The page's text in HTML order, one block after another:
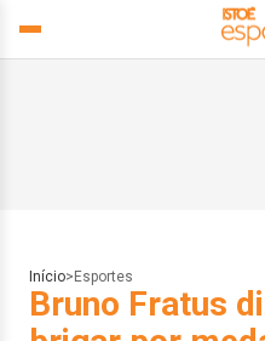
Início> Esportes
Bruno Fratus